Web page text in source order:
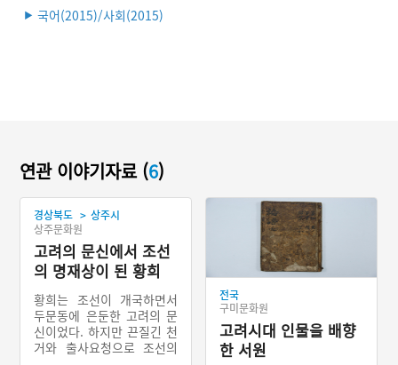
▶ 국어(2015)/사회(2015)
연관 이야기자료 (6)
경상북도 > 상주시
상주문화원
고려의 문신에서 조선
의 명재상이 된 황희
황희는 조선이 개국하면서
두문동에 은둔한 고려의 문
신이었다. 하지만 끈질긴 천
거와 출사요청으로 조선의
전국
구미문화원
고려시대 인물을 배향
한 서원